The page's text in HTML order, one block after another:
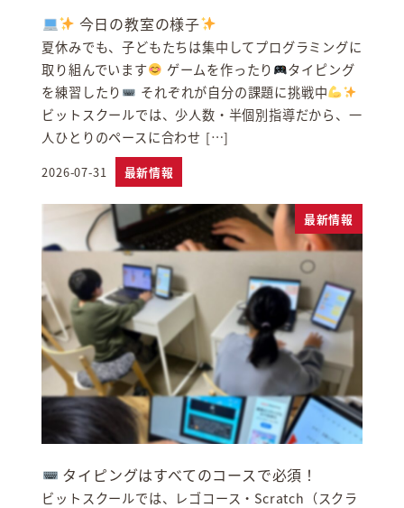
今日の教室の様子
夏休みでも、子どもたちは集中してプログラミングに
取り組んでいます
ゲームを作ったり
タイピング
を練習したり
それぞれが自分の課題に挑戦中
ビットスクールでは、少人数・半個別指導だから、一
人ひとりのペースに合わせ […]
投稿日
2026-07-31 最新情報
最新情報
タイピングはすべてのコースで必須！
ビットスクールでは、レゴコース・Scratch（スクラ